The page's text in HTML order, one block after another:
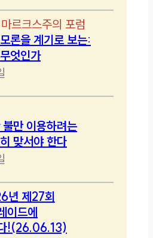
르크스주의 포럼
론을 계기로 보는:
엇인가
만 이용하려는
맞서야 한다
년 제27회
이드에
!(26.06.13)